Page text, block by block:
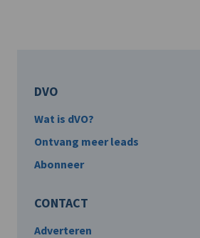
DVO
Wat is dVO?
Ontvang meer leads
Abonneer
CONTACT
Adverteren